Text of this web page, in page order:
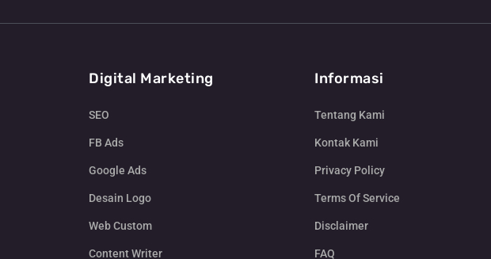
Digital Marketing
SEO
FB Ads
Google Ads
Desain Logo
Web Custom
Content Writer
Informasi
Tentang Kami
Kontak Kami
Privacy Policy
Terms Of Service
Disclaimer
FAQ